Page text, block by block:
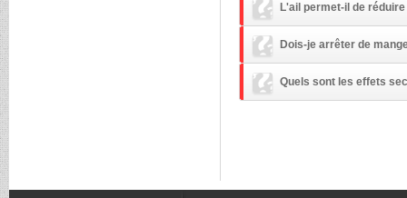
L'ail permet-il de
Dois-je arrêter de
Quels sont les effets